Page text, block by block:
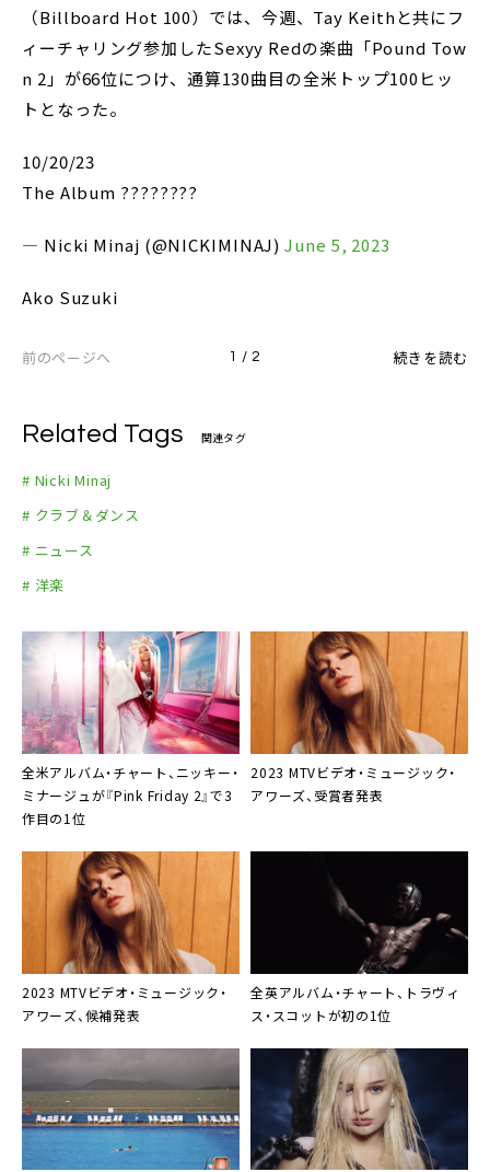
（Billboard Hot 100）では、今週、Tay Keithと共にフ
ィーチャリング参加したSexyy Redの楽曲「Pound Tow
n 2」が66位につけ、通算130曲目の全米トップ100ヒッ
トとなった。
10/20/23
The Album ????????
— Nicki Minaj (@NICKIMINAJ)June 5, 2023
Ako Suzuki
前のページへ 1 / 2 続きを読む
Related Tags 関連タグ
# Nicki Minaj
# クラブ＆ダンス
# ニュース
# 洋楽
全米アルバム・チャート、ニッキー・
ミナージュが『Pink Friday 2』で3
作目の1位
2023 MTVビデオ・ミュージック・
アワーズ、受賞者発表
2023 MTVビデオ・ミュージック・
アワーズ、候補発表
全英アルバム・チャート、トラヴィ
ス・スコットが初の1位